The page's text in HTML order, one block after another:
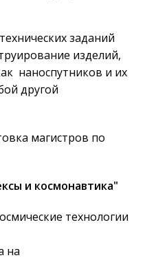
заданий
изделий,
наноспутников и их
другой
магистров по
и космонавтика"
технологии
на